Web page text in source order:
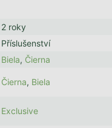
2 roky
Příslušenství
Biela, Čierna
Čierna, Biela
Exclusive